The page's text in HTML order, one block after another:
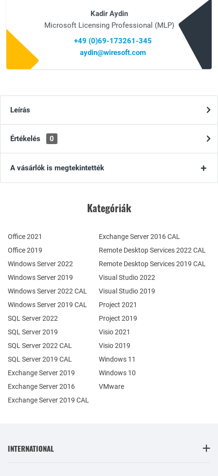
Kadir Aydin
Microsoft Licensing Professional (MLP)
+49 (0)69-173261-345
aydin@wiresoft.com
Leírás
Értékelés 0
A vásárlók is megtekintették
Kategóriák
Office 2021
Office 2019
Windows Server 2022
Windows Server 2019
Exchange Server 2019
Exchange Server 2016
SQL Server 2022
SQL Server 2019
Windows Server 2022 CAL
Windows Server 2019 CAL
SQL Server 2022 CAL
SQL Server 2019 CAL
Remote Desktop Services 2022 CAL
Remote Desktop Services 2019 CAL
Exchange Server 2019 CAL
Exchange Server 2016 CAL
Visual Studio 2022
Visual Studio 2019
Project 2021
Project 2019
Visio 2021
Visio 2019
Windows 11
Windows 10
VMware
INTERNATIONAL